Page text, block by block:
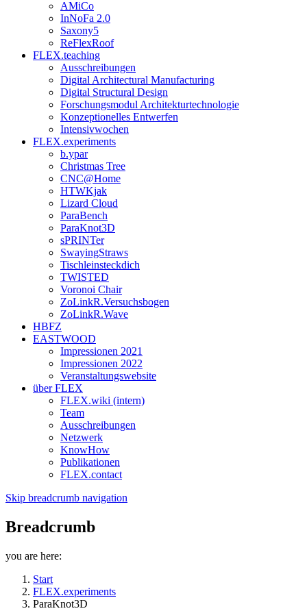
AMiCo
InNoFa 2.0
Saxony5
ReFlexRoof
FLEX.teaching
Ausschreibungen
Digital Architectural Manufacturing
Digital Structural Design
Forschungsmodul Architekturtechnologie
Konzeptionelles Entwerfen
Intensivwochen
FLEX.experiments
b.ypar
Christmas Tree
CNC@Home
HTWKjak
Lizard Cloud
ParaBench
ParaKnot3D
sPRINTer
SwayingStraws
Tischleinsteckdich
TWISTED
Voronoi Chair
ZoLinkR.Versuchsbogen
ZoLinkR.Wave
HBFZ
EASTWOOD
Impressionen 2021
Impressionen 2022
Veranstaltungswebsite
über FLEX
FLEX.wiki (intern)
Team
Ausschreibungen
Netzwerk
KnowHow
Publikationen
FLEX.contact
Skip breadcrumb navigation
Breadcrumb
you are here:
Start
FLEX.experiments
ParaKnot3D